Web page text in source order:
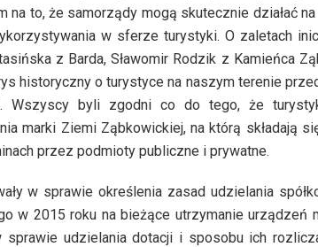
na to, że samorządy mogą skutecznie działać
w sferze turystyki. O zaletach
z Barda, Sławomir Rodzik z Kamieńca
historyczny o turystyce na naszym terenie
Wszyscy byli zgodni co do tego, że
marki Ziemi Ząbkowickiej, na którą składają
przez podmioty publiczne i prywatne.
w sprawie określenia zasad udzielania
w 2015 roku na bieżące utrzymanie urządzeń
sprawie udzielania dotacji i sposobu ich